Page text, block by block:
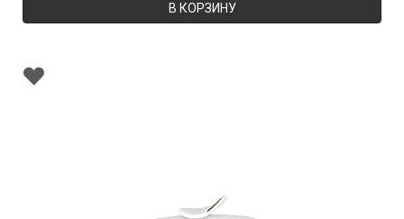
В КОРЗИНУ